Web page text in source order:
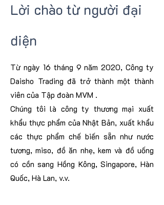
Lời chào từ người đại
diện
Từ ngày 16 tháng 9 năm 2020, Công ty
Daisho Trading đã trở thành một thành
viên của Tập đoàn MVM .
Chúng tôi là công ty thương mại xuất
khẩu thực phẩm của Nhật Bản, xuất khẩu
các thực phẩm chế biến sẵn như nước
tương, miso, đồ ăn nhẹ, kem và đồ uống
có cồn sang Hồng Kông, Singapore, Hàn
Quốc, Hà Lan, v.v.